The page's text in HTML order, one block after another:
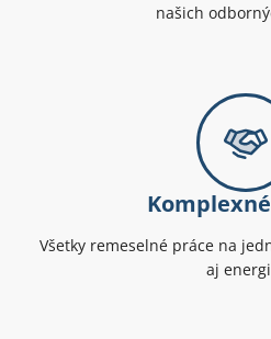
našich
Všetky remeselné práce na
aj